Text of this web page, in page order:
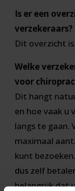
Is er een
verzekeraars?
Dit overzicht
Welke
voor
Dit hangt
en hoe vaak u
langs te gaan.
maximaal
kunt
dus zelf
belangrijk dat